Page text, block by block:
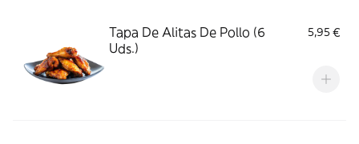
Tapa De Alitas De Pollo (6
Uds.)
5,95 €